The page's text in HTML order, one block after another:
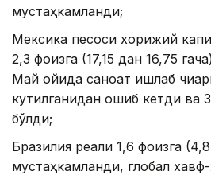
мустаҳкамланди;
Мексика песоси хорижий
2,3 фоизга (17,15 дан 16,75
Май ойида саноат ишлаб
кутилганидан ошиб кетди ва
бўлди;
Бразилия реали 1,6 фоизга
мустаҳкамланди, глобал